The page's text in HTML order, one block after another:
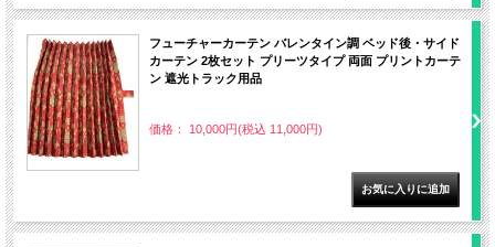
フューチャーカーテン バレンタイン調 ベッド後・サイド
カーテン 2枚セット プリーツタイプ 両面 プリントカーテ
ン 遮光トラック用品
価格： 10,000円(税込 11,000円)